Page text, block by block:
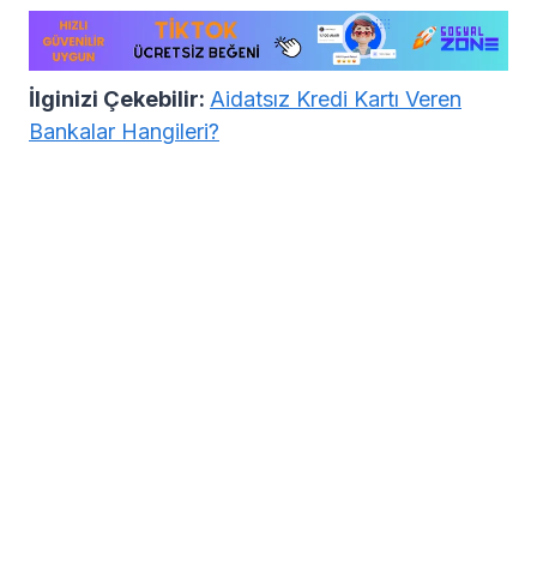
İlginizi Çekebilir: Aidatsız Kredi Kartı Veren
Bankalar Hangileri?